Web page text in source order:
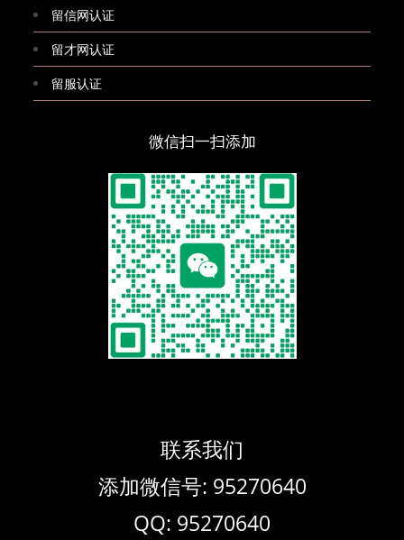
留信网认证
留才网认证
留服认证
微信扫一扫添加
联系我们
添加微信号: 95270640
QQ: 95270640